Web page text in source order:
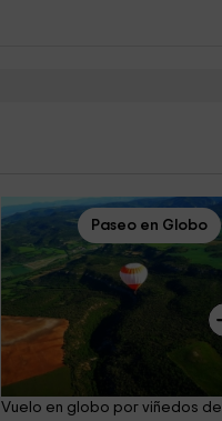
Paseo en Globo
Vuelo en globo por viñedos de